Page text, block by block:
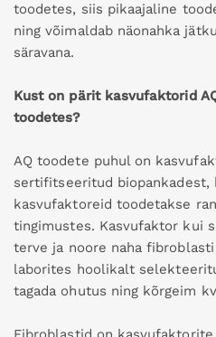
toodetes, siis pikaajaline
ning võimaldab näonahka
säravana.
Kust on pärit kasvufaktorid
toodetes?
AQ toodete puhul on
sertifitseeritud biopankadest,
kasvufaktoreid toodetakse
tingimustes. Kasvufaktor kui
terve ja noore naha
laborites hoolikalt
tagada ohutus ning kõrgeim